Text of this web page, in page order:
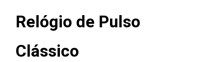
Relógio de Pulso
Clássico